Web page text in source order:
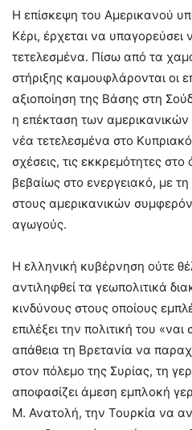
Η επίσκεψη του Αμερικανού
Κέρι, έρχεται να υπαγορεύσει
τετελεσμένα. Πίσω από τα
στήριξης καμουφλάρονται οι
αξιοποίηση της Βάσης στη
η επέκταση των
νέα τετελεσμένα στο
σχέσεις, τις εκκρεμότητες
βεβαίως στο ενεργειακό, με
στους αμερικανικών
αγωγούς.
Η ελληνική κυβέρνηση ούτε
αντιληφθεί τα γεωπολιτικά
κινδύνους στους οποίους
επιλέξει την πολιτική του
απάθεια τη Βρετανία να
στον πόλεμο της Συρίας, τη
αποφασίζει άμεση εμπλοκή
Μ. Ανατολή, την Τουρκία να